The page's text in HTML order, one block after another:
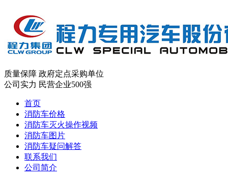
质量保障 政府定点采购单位
公司实力 民营企业500强
首页
消防车价格
消防车灭火操作视频
消防车图片
消防车疑问解答
联系我们
公司简介